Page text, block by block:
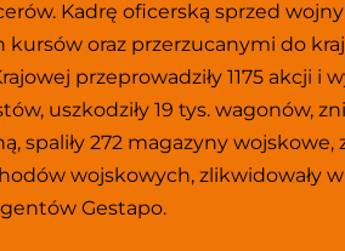
Kadrę oficerską sprzed
kursów oraz przerzucanymi do
przeprowadziły 1175 akcji i
uszkodziły 19 tys. wagonów,
spaliły 272 magazyny wojskowe,
wojskowych, zlikwidowały
Gestapo.